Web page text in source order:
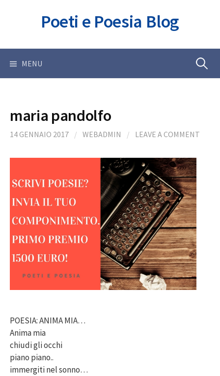
Poeti e Poesia Blog
MENU Ricerca
maria pandolfo
14 GENNAIO 2017 / WEBADMIN / LEAVE A COMMENT
POESIA: ANIMA MIA…
Anima mia
chiudi gli occhi
piano piano..
immergiti nel sonno…